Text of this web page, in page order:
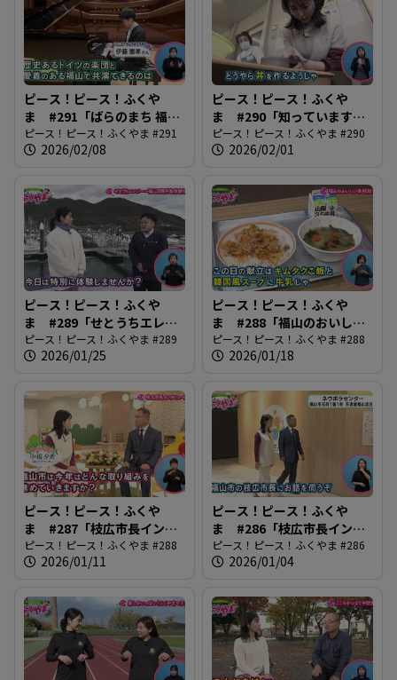
ピース！ピース！ふくや
ま #291「ばらのまち 福山
国際音楽祭2026」
ピース！ピース！ふくやま #291
2026/02/08
ピース！ピース！ふくや
ま #290「知っています
か？市民大学」
ピース！ピース！ふくやま #290
2026/02/01
ピース！ピース！ふくや
ま #289「せとうちエレジ
ー〜ふくやま沼隈半島体験
博〜」
ピース！ピース！ふくやま #289
2026/01/25
ピース！ピース！ふくや
ま #288「福山のおいしい
学校給食！」
ピース！ピース！ふくやま #288
2026/01/18
ピース！ピース！ふくや
ま #287「枝広市長インタ
ビュー後編」
ピース！ピース！ふくやま #288
2026/01/11
ピース！ピース！ふくや
ま #286「枝広市長インタ
ビュー前編」
ピース！ピース！ふくやま #286
2026/01/04